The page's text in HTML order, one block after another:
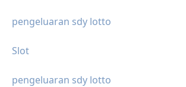
pengeluaran sdy lotto
Slot
pengeluaran sdy lotto